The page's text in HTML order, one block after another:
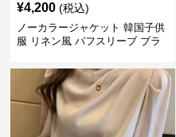
¥4,200 (税込)
ノーカラージャケット 韓国子供
服 リネン風 パフスリーブ ブラ